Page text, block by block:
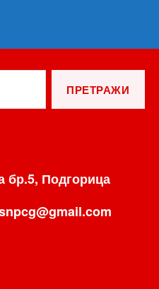
бр.5, Подгорица